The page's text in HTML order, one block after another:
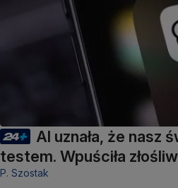
AI uznała, że nasz
testem. Wpuściła
P. Szostak